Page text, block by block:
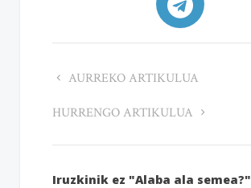
AURREKO ARTIKULUA
HURRENGO ARTIKULUA
Iruzkinik ez "Alaba ala semea?"